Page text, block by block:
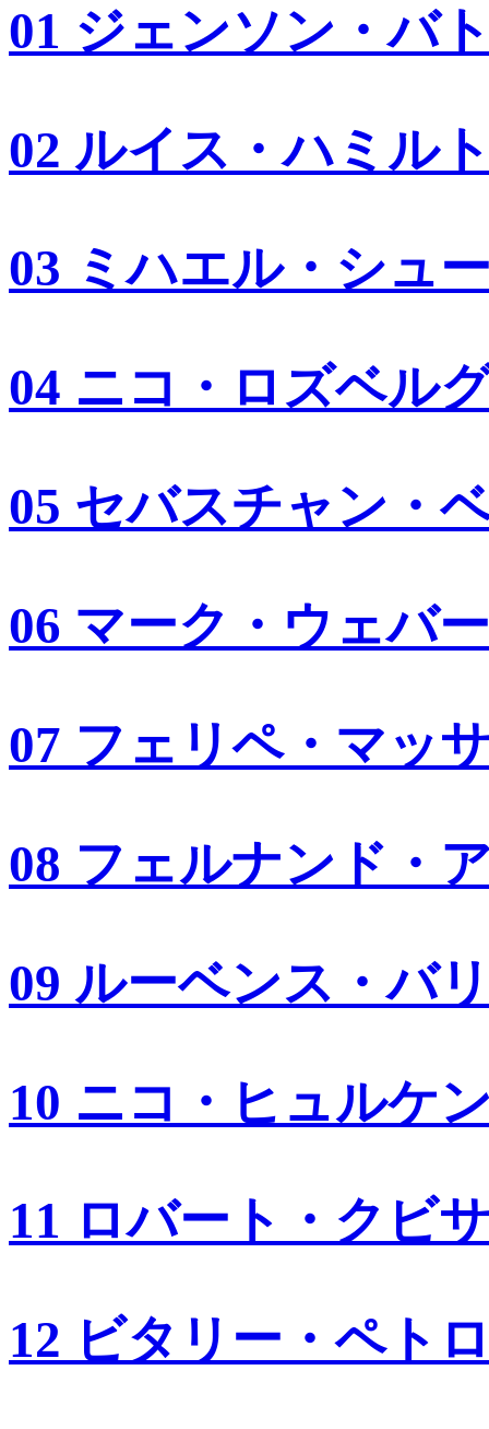
01 ジェンソン・バ
02 ルイス・ハミル
03 ミハエル・シュ
04 ニコ・ロズベル
05 セバスチャン・
06 マーク・ウェバー
07 フェリペ・マッ
08 フェルナンド・
09 ルーベンス・バ
10 ニコ・ヒュルケ
11 ロバート・クビ
12 ビタリー・ペト